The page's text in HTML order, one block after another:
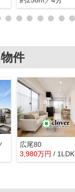
件
広尾80
3,980万円 / 1LDK